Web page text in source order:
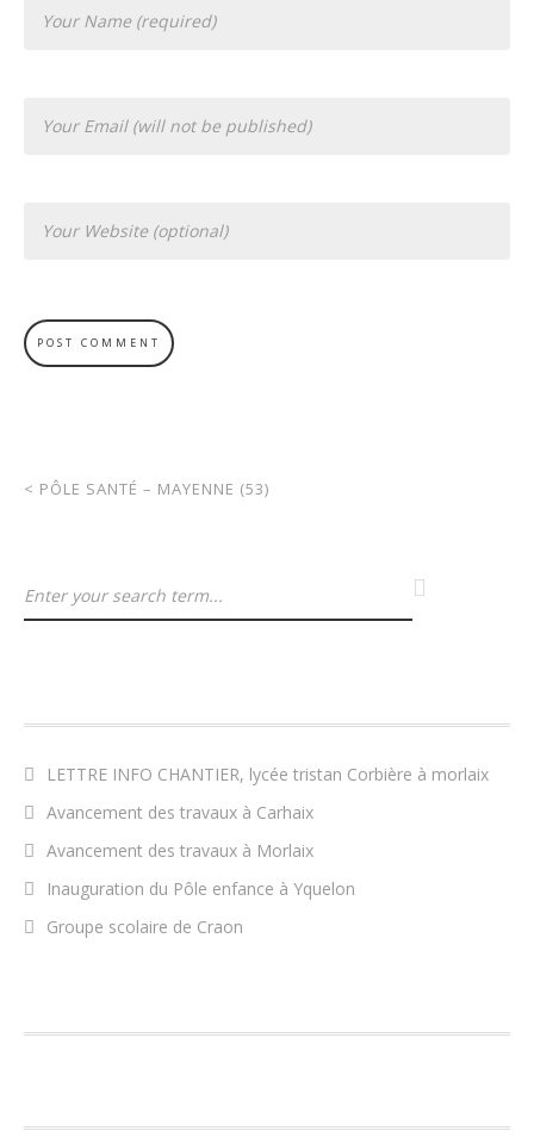
< PÔLE SANTÉ – MAYENNE (53)
LETTRE INFO CHANTIER, lycée tristan Corbière à morlaix
Avancement des travaux à Carhaix
Avancement des travaux à Morlaix
Inauguration du Pôle enfance à Yquelon
Groupe scolaire de Craon